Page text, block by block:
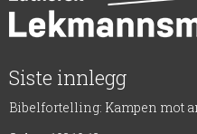
Siste innlegg
Bibelfortelling: Kampen mot